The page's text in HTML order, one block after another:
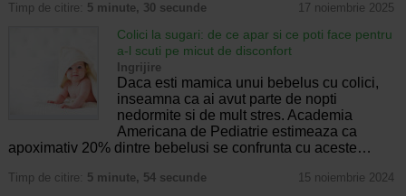
Timp de citire: 5 minute, 30 secunde 17 noiembrie 2025
Colici la sugari: de ce apar si ce poti face pentru
a-l scuti pe micut de disconfort
Ingrijire
Daca esti mamica unui bebelus cu colici,
inseamna ca ai avut parte de nopti
nedormite si de mult stres. Academia
Americana de Pediatrie estimeaza ca
apoximativ 20% dintre bebelusi se confrunta cu aceste…
Timp de citire: 5 minute, 54 secunde 15 noiembrie 2024